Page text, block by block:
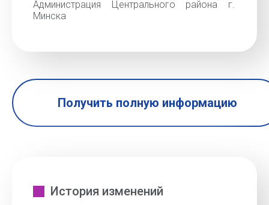
Администрация Центрального района г.
Минска
Получить полную информацию
История изменений